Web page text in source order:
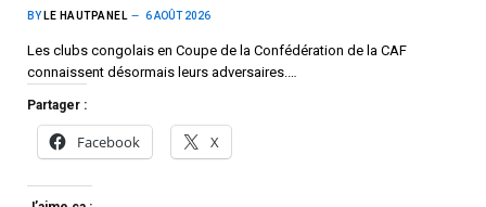
BY LE HAUTPANEL 6 AOÛT 2026
Les clubs congolais en Coupe de la Confédération de la CAF
connaissent désormais leurs adversaires.…
Partager :
Facebook X